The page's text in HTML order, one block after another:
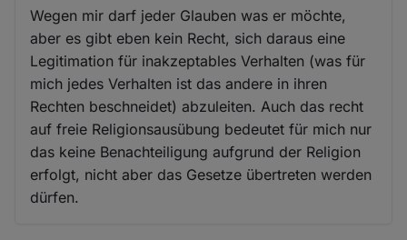
Wegen mir darf jeder Glauben was er möchte,
aber es gibt eben kein Recht, sich daraus eine
Legitimation für inakzeptables Verhalten (was für
mich jedes Verhalten ist das andere in ihren
Rechten beschneidet) abzuleiten. Auch das recht
auf freie Religionsausübung bedeutet für mich nur
das keine Benachteiligung aufgrund der Religion
erfolgt, nicht aber das Gesetze übertreten werden
dürfen.